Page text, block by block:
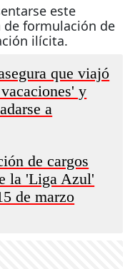
este
de formulación de
ilícita.
que viajó
y
a
de cargos
la 'Liga Azul'
de marzo